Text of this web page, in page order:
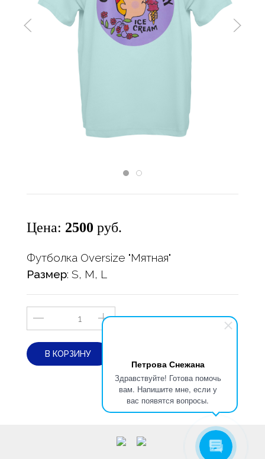
Петрова Снежана
Здравствуйте! Готова помочь
вам. Напишите мне, если у
вас появятся вопросы.
Цена: 2500 руб.
Футболка Oversize "Мятная"
Размер: S, M, L
В КОРЗИНУ